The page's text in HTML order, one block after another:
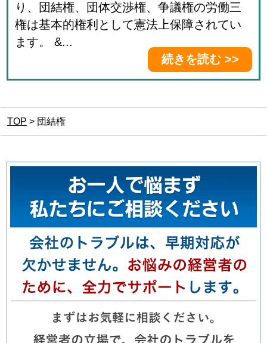
り、団結権、団体交渉権、争議権の労働三
権は基本的権利として憲法上保障されてい
ます。 &...
続きを読む >>
TOP > 団結権